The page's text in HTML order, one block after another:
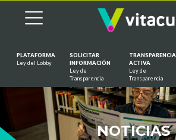
PLATAFORMA
Ley del Lobby
SOLICITAR
INFORMACIÓN
Ley de
Transparencia
TRANSPARENCIA
ACTIVA
Ley de
Transparencia
NOTICIAS